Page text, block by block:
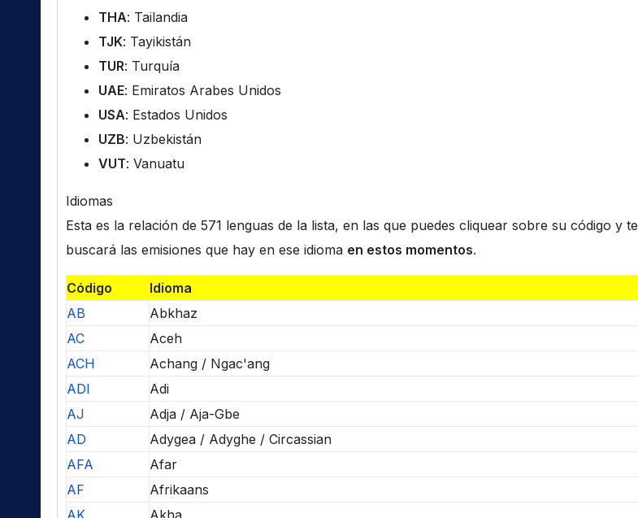
THA: Tailandia
TJK: Tayikistán
TUR: Turquía
UAE: Emiratos Arabes Unidos
USA: Estados Unidos
UZB: Uzbekistán
VUT: Vanuatu
Idiomas
Esta es la relación de 571 lenguas de la lista, en las que puedes cliquear sobre su código y te
buscará las emisiones que hay en ese idioma en estos momentos.
Código
Idioma
AB
Abkhaz
AC
Aceh
ACH
Achang / Ngac'ang
ADI
Adi
AJ
Adja / Aja-Gbe
AD
Adygea / Adyghe / Circassian
AFA
Afar
AF
Afrikaans